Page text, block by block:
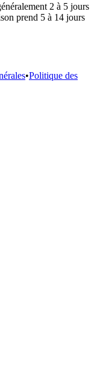
2 à 5 jours
prend 5 à 14 jours
•Politique des